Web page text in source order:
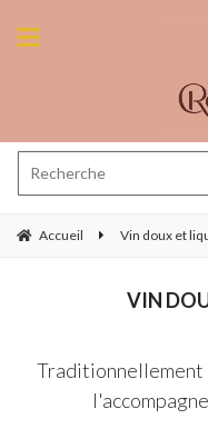
Accueil Vin doux et
VIN
Traditionnellement